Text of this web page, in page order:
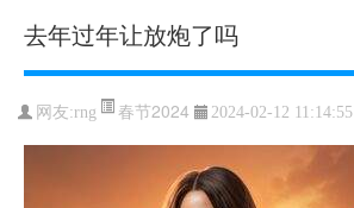
去年过年让放炮了吗
网友:rng 春节2024 2024-02-12 11:14:55